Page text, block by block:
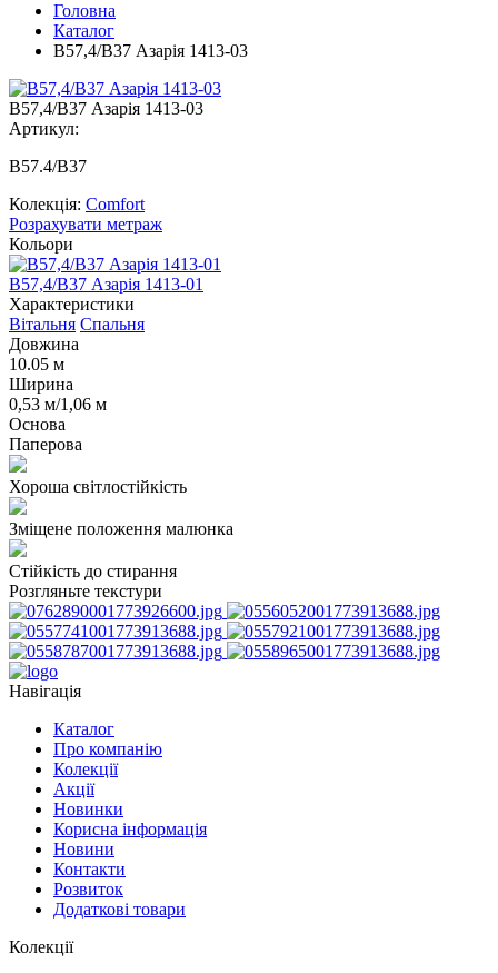
Головна
Каталог
В57,4/B37 Азарія 1413-03
В57,4/B37 Азарія 1413-03
Артикул:
B57.4/B37
Колекція: Comfort
Розрахувати метраж
Кольори
В57,4/B37 Азарія 1413-01
Характеристики
Вітальня Спальня
Довжина
10.05 м
Ширина
0,53 м/1,06 м
Основа
Паперова
Хороша світлостійкість
Зміщене положення малюнка
Стійкість до стирання
Розгляньте текстури
Навігація
Каталог
Про компанію
Колекції
Акції
Новинки
Корисна інформація
Новини
Контакти
Розвиток
Додаткові товари
Колекції